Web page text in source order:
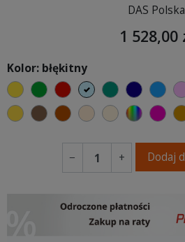
DAS Polska
1 528,00
Kolor: błękitny
żółtyzielonyczerwony
błękitnyturkusowy
musztardowy
brązowy
ceglastyciepły kremowy
ecru beżowy
wybór
− + Dodaj